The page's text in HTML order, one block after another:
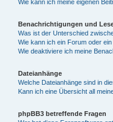
Wie kann ich meine eigenen
Benachrichtigungen und
Was ist der Unterschied
Wie kann ich ein Forum oder
Wie deaktiviere ich meine
Dateianhänge
Welche Dateianhänge sind in
Kann ich eine Übersicht all
phpBB3 betreffende Fragen